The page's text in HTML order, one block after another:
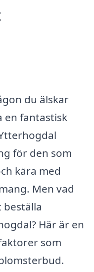
du älskar
en fantastisk
för den som
kära med
Men vad
Här är en
som